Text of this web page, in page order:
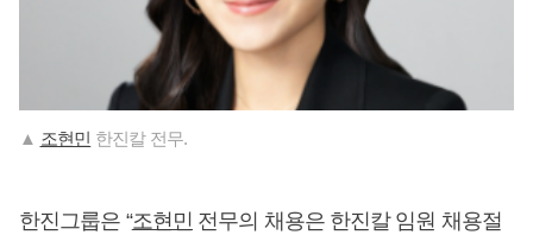
▲ 조현민 한진칼 전무.
한진그룹은 “조현민 전무의 채용은 한진칼 임원 채용절